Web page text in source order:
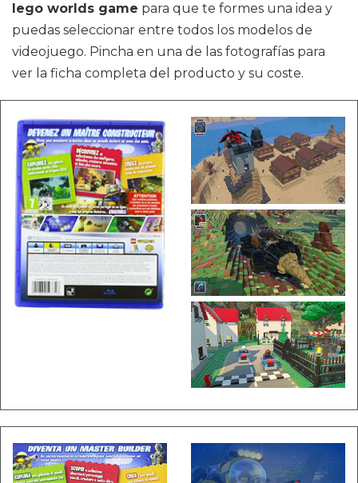
lego worlds game para que te formes una idea y
puedas seleccionar entre todos los modelos de
videojuego. Pincha en una de las fotografías para
ver la ficha completa del producto y su coste.